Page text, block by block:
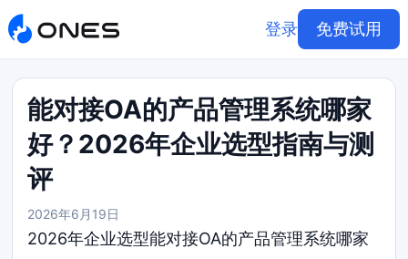
登录 免费试用
能对接OA的产品管理系统哪家
好？2026年企业选型指南与测
评
2026年6月19日
2026年企业选型能对接OA的产品管理系统哪家